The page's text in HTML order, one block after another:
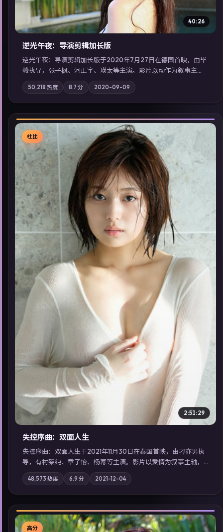
40:26
逆光午夜：导演剪辑加长版
逆光午夜：导演剪辑加长版于2020年7月27日在德国首映，由毕
赣执导，张子枫、河正宇、瑛太等主演。影片以动作为叙事主
轴，记忆碎片重组后，主角发现自己从未活过“真实”的一天；摄
影与配乐强化地域气质；站内亦可通过「国产免费观看高清电视
剧在线看」延展检索同类型高分佳作，畅享高清在线追剧体验。
50,218 热度 8.7 分 2020-09-09
▶
杜比
2:51:29
失控序曲：双面人生
失控序曲：双面人生于2021年11月30日在泰国首映，由刁亦男执
导，有村架纯、章子怡、杨幂等主演。影片以爱情为叙事主轴，
两代人的执念在暴风雨夜正面相撞；摄影与配乐强化地域气质；
站内亦可通过「国产免费观看高清电视剧在线看」延展检索同类
型高分佳作，畅享高清在线追剧体验。
48,573 热度 6.9 分 2021-12-04
高分